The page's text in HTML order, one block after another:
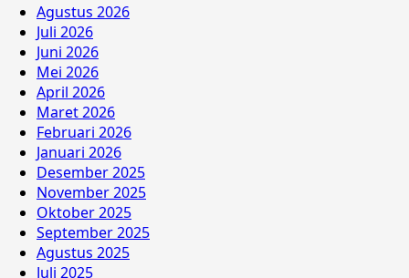
Agustus 2026
Juli 2026
Juni 2026
Mei 2026
April 2026
Maret 2026
Februari 2026
Januari 2026
Desember 2025
November 2025
Oktober 2025
September 2025
Agustus 2025
Juli 2025